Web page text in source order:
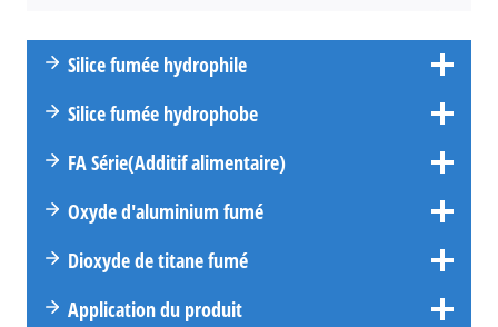
Silice fumée hydrophile
Silice fumée hydrophobe
FASérie(Additif alimentaire)
Oxyde d'aluminium fumé
Dioxyde de titane fumé
Application du produit